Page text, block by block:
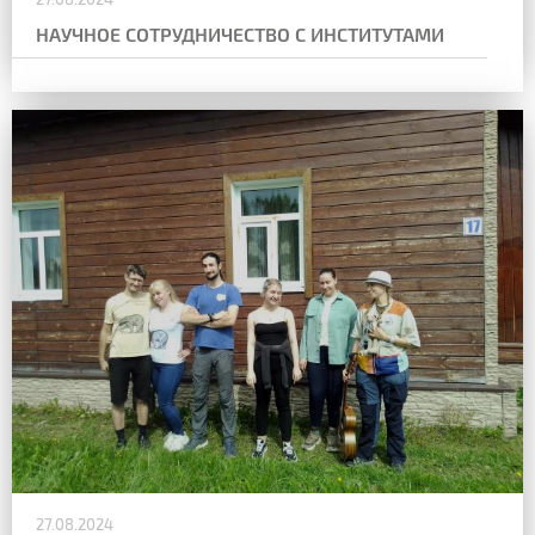
НАУЧНОЕ СОТРУДНИЧЕСТВО С ИНСТИТУТАМИ
27.08.2024